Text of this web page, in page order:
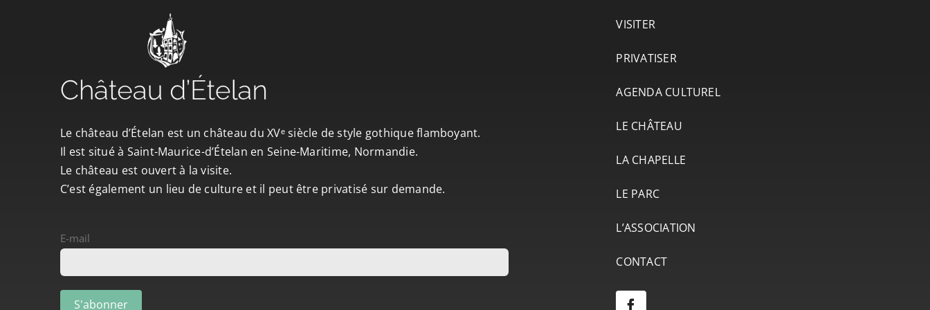
Le château d’Ételan est un château du XVᵉ siècle de style gothique flamboyant.
Il est situé à Saint-Maurice-d’Ételan en Seine-Maritime, Normandie.
Le château est ouvert à la visite.
C’est également un lieu de culture et il peut être privatisé sur demande.
E-mail
VISITER
PRIVATISER
AGENDA CULTUREL
LE CHÂTEAU
LA CHAPELLE
LE PARC
L’ASSOCIATION
CONTACT